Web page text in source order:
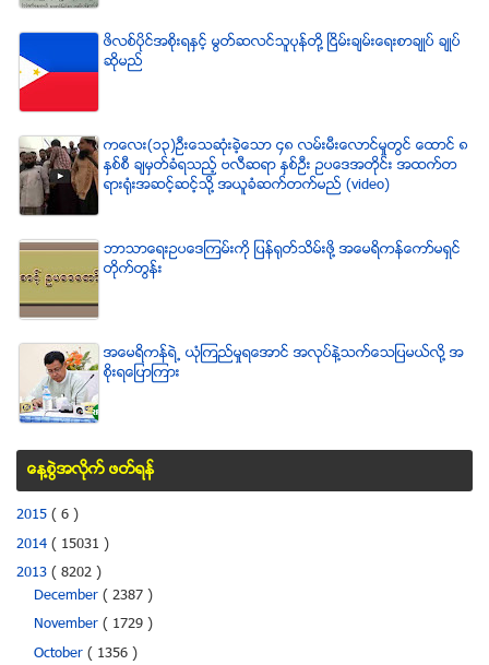
ဖိလစ္ပိုင္အစိုးရႏွင့္ မြတ္ဆလင္သူပုန္တို႔ ၿငိမ္းခ်မ္းေရးစာခ်ဳပ္ ခ်ဳပ္
ဆိုမည္
ကေလး(၁၃)ဦးေသဆံုးခဲ့ေသာ ၄၈ လမ္းမီးေလာင္မႈတြင္ ေထာင္ ၈
ႏွစ္စီ ခ်မွတ္ခံရသည့္ ဗလီဆရာ ႏွစ္ဦး ဥပေဒအတိုင္း အထက္တ
ရားရံုးအဆင့္ဆင့္သို႔ အယူခံဆက္တက္မည္ (video)
ဘာသာေရးဥပေဒၾကမ္းကို ျပန္ရုတ္သိမ္းဖို႔ အေမရိကန္ေကာ္မရွင္
တိုက္တြန္း
အေမရိကန္ရဲ႕ ယံုၾကည္မႈရေအာင္ အလုပ္နဲ႔သက္ေသျပမယ္လုိ႔ အ
စုိးရေျပာၾကား
ေန႔စြဲအလိုက္ ဖတ္ရန္
2015 ( 6 )
2014 ( 15031 )
2013 ( 8202 )
December ( 2387 )
November ( 1729 )
October ( 1356 )